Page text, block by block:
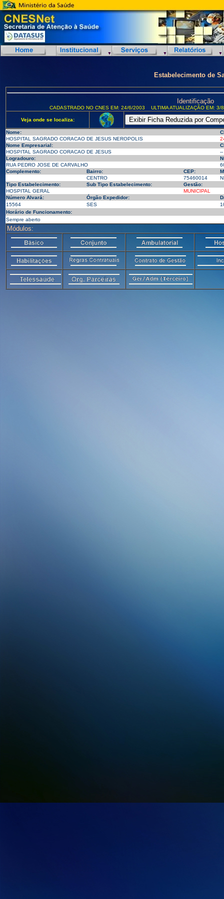
Estabelecimento de
Identificação
CADASTRADO NO CNES EM: 24/6/2003 ULTIMA ATUALIZAÇÃO EM:
Veja onde se localiza:
Nome:
HOSPITAL SAGRADO CORACAO DE JESUS NEROPOLIS
Nome Empresarial:
HOSPITAL SAGRADO CORACAO DE JESUS
--
Logradouro:
RUA PEDRO JOSE DE CARVALHO
Complemento:
Bairro: CEP:
CENTRO
75460014
Tipo Estabelecimento:
Sub Tipo Estabelecimento:
Gestão:
HOSPITAL GERAL
MUNICIPAL
Número Alvará:
Órgão Expedidor:
15564
SES
Horário de Funcionamento:
Sempre aberto
Módulos: